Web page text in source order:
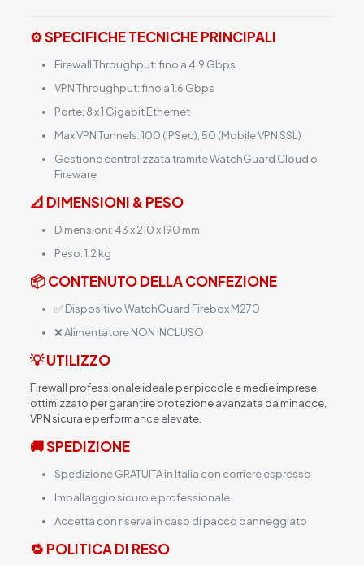
⚙️ SPECIFICHE TECNICHE PRINCIPALI
Firewall Throughput: fino a 4.9 Gbps
VPN Throughput: fino a 1.6 Gbps
Porte: 8 x 1 Gigabit Ethernet
Max VPN Tunnels: 100 (IPSec), 50 (Mobile VPN SSL)
Gestione centralizzata tramite WatchGuard Cloud o
Fireware
📐 DIMENSIONI & PESO
Dimensioni: 43 x 210 x 190 mm
Peso: 1.2 kg
📦 CONTENUTO DELLA CONFEZIONE
✅ Dispositivo WatchGuard Firebox M270
❌ Alimentatore NON INCLUSO
💡 UTILIZZO
Firewall professionale ideale per piccole e medie imprese,
ottimizzato per garantire protezione avanzata da minacce,
VPN sicura e performance elevate.
🚚 SPEDIZIONE
Spedizione GRATUITA in Italia con corriere espresso
Imballaggio sicuro e professionale
Accetta con riserva in caso di pacco danneggiato
🔁 POLITICA DI RESO